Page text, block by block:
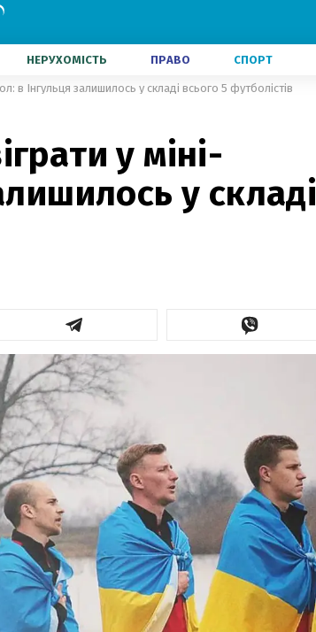
НЕРУХОМІСТЬ ПРАВО СПОРТ
в Інгульця залишилось у складі всього 5 футболістів
у міні-
у складі